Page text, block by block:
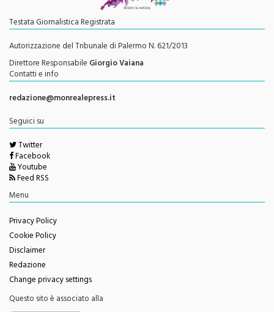
Testata Giornalistica Registrata
Autorizzazione del Tribunale di Palermo N. 621/2013
Direttore ResponsabileGiorgio Vaiana
Contatti e info
redazione@monrealepress.it
Seguici su
Twitter
Facebook
Youtube
Feed RSS
Privacy Policy
Cookie Policy
Disclaimer
Redazione
Change privacy settings